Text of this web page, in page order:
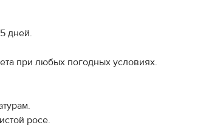
дней.
при любых погодных условиях.
росе.